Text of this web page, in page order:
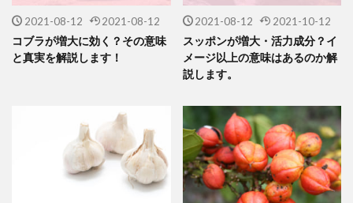
2021-08-12 2021-08-12
コブラが増大に効く？その意味
と真実を解説します！
2021-08-12 2021-10-12
スッポンが増大・活力成分？イ
メージ以上の意味はあるのか解
説します。